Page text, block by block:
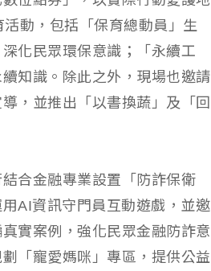
動，包括「保育總動員」生
化民眾環保意識；「永續工
知識。除此之外，現場也邀請
，並推出「以書換蔬」及「回
合金融專業設置「防詐保衛
AI資訊守門員互動遊戲，並邀
實案例，強化民眾金融防詐意
「寵愛媽咪」專區，提供公益